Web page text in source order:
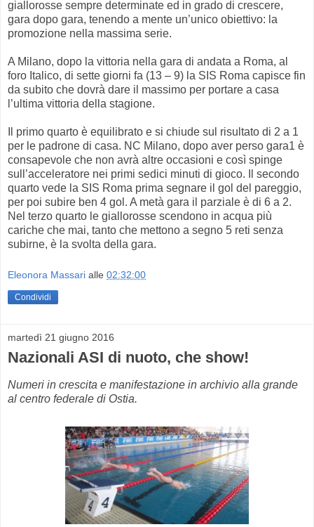
giallorosse sempre determinate ed in grado di crescere,
gara dopo gara, tenendo a mente un’unico obiettivo: la
promozione nella massima serie.
A Milano, dopo la vittoria nella gara di andata a Roma, al
foro Italico, di sette giorni fa (13 – 9) la SIS Roma capisce fin
da subito che dovrà dare il massimo per portare a casa
l’ultima vittoria della stagione.
Il primo quarto è equilibrato e si chiude sul risultato di 2 a 1
per le padrone di casa. NC Milano, dopo aver perso gara1 è
consapevole che non avrà altre occasioni e così spinge
sull’acceleratore nei primi sedici minuti di gioco. Il secondo
quarto vede la SIS Roma prima segnare il gol del pareggio,
per poi subire ben 4 gol. A metà gara il parziale è di 6 a 2.
Nel terzo quarto le giallorosse scendono in acqua più
cariche che mai, tanto che mettono a segno 5 reti senza
subirne, è la svolta della gara.
Eleonora Massari alle 02:32:00
Condividi
martedì 21 giugno 2016
Nazionali ASI di nuoto, che show!
Numeri in crescita e manifestazione in archivio alla grande
al centro federale di Ostia.